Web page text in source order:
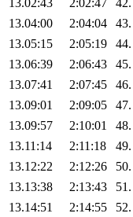
13.02:43
2:02:47 42.
13.04:00
2:04:04 43.
13.05:15
2:05:19 44.
13.06:39
2:06:43 45.
13.07:41
2:07:45 46.
13.09:01
2:09:05 47.
13.09:57
2:10:01 48.
13.11:14
2:11:18 49.
13.12:22
2:12:26 50.
13.13:38
2:13:43 51.
13.14:51
2:14:55 52.